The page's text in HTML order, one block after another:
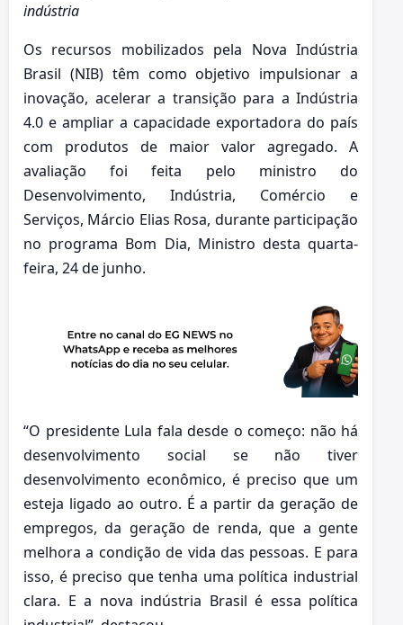
indústria
Os recursos mobilizados pela Nova Indústria
Brasil (NIB) têm como objetivo impulsionar a
inovação, acelerar a transição para a Indústria
4.0 e ampliar a capacidade exportadora do país
com produtos de maior valor agregado. A
avaliação foi feita pelo ministro do
Desenvolvimento, Indústria, Comércio e
Serviços, Márcio Elias Rosa, durante participação
no programa Bom Dia, Ministro desta quarta-
feira, 24 de junho.
“O presidente Lula fala desde o começo: não há
desenvolvimento social se não tiver
desenvolvimento econômico, é preciso que um
esteja ligado ao outro. É a partir da geração de
empregos, da geração de renda, que a gente
melhora a condição de vida das pessoas. E para
isso, é preciso que tenha uma política industrial
clara. E a nova indústria Brasil é essa política